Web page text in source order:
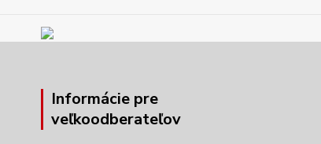
Informácie pre
veľkoodberateľov